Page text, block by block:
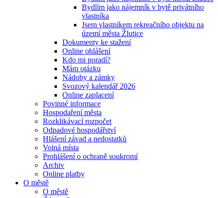
Bydlím jako nájemník v bytě privátního
vlastníka
Jsem vlastníkem rekreačního objektu na
území města Žlutice
Dokumenty ke stažení
Online ohlášení
Kdo mi poradí?
Mám otázku
Nádoby a zámky
Svozový kalendář 2026
Online zaplacení
Povinné informace
Hospodaření města
Rozklikávací rozpočet
Odpadové hospodářství
Hlášení závad a nedostatků
Volná místa
Prohlášení o ochraně soukromí
Archiv
Online platby
O městě
O městě